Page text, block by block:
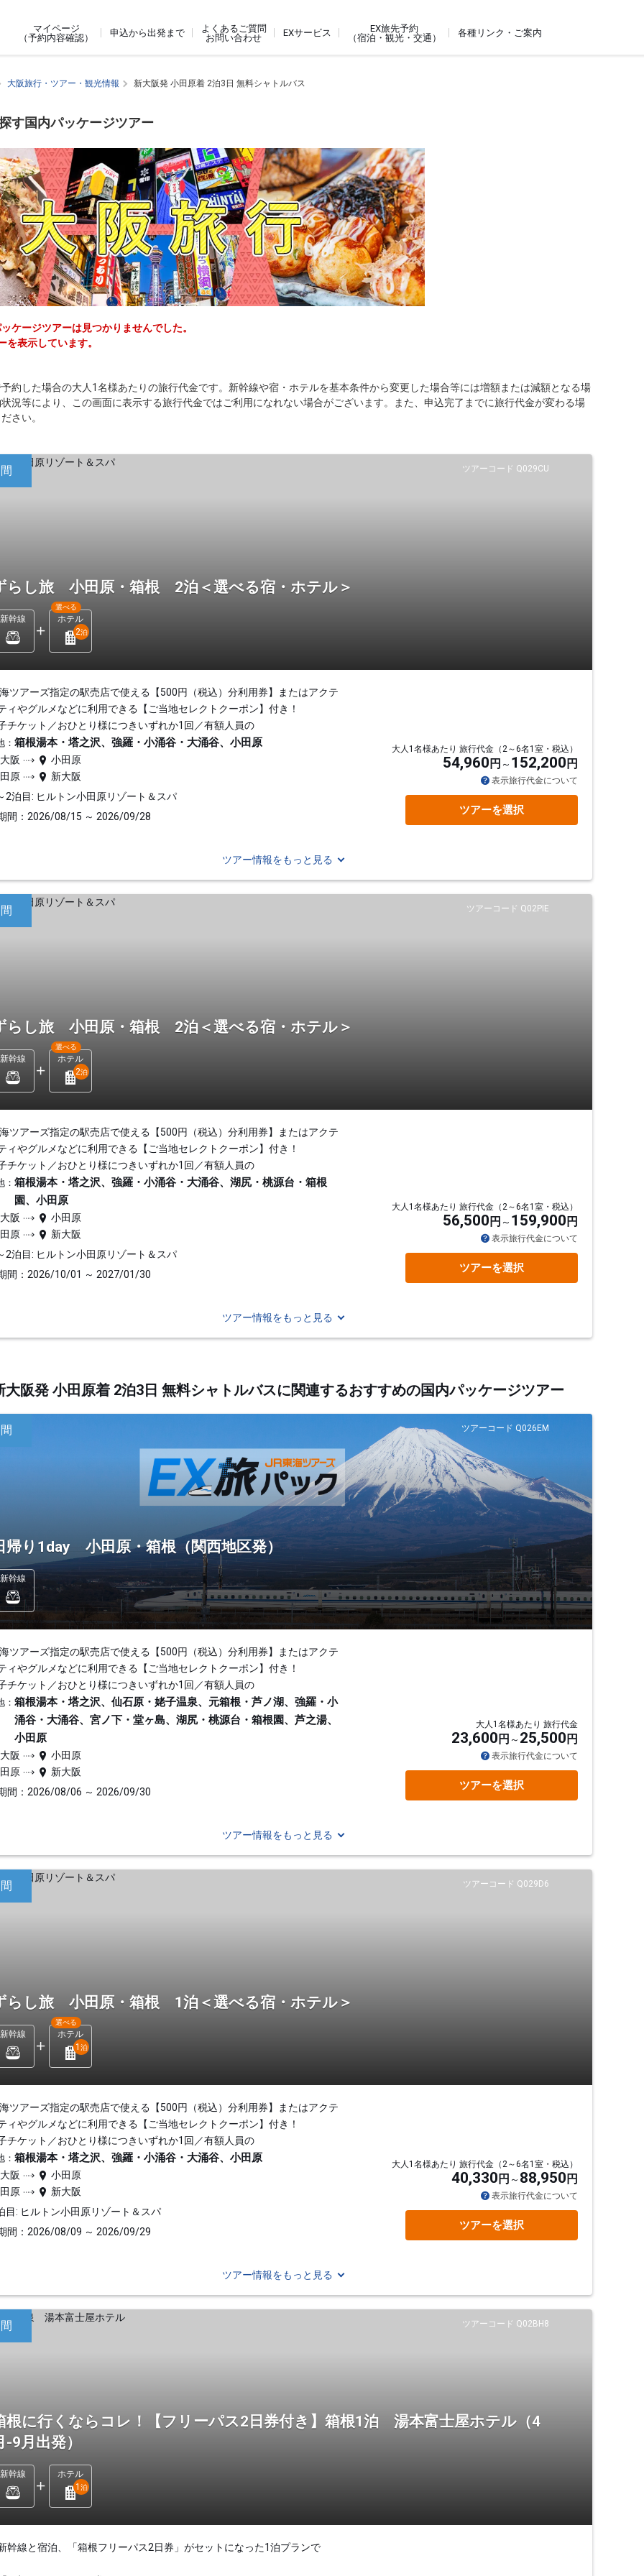
マイページ
（予約内容確認）
申込から出発まで
よくあるご質問
お問い合わせ
EXサービス
EX旅先予約
（宿泊・観光・交通）
各種リンク・ご案内
大阪旅行・ツアー・観光情報 新大阪発 小田原着 2泊3日 無料シャトルバス
す国内パッケージツアー
ケージツアーは見つかりませんでした。
表示しています。
約した場合の大人1名様あたりの旅行代金です。新幹線や宿・ホテルを基本条件から変更した場合等には増額または減額となる場
況等により、この画面に表示する旅行代金ではご利用になれない場合がございます。また、申込完了までに旅行代金が変わる場
さい。
ツアーコード Q029CU
らし旅 小田原・箱根 2泊＜選べる宿・ホテル＞
新幹線 ホテル
選べる
2泊
ツアーズ指定の駅売店で使える【500円（税込）分利用券】またはアクテ
ィやグルメなどに利用できる【ご当地セレクトクーポン】付き！
チケット／おひとり様につきいずれか1回／有額人員の
： 箱根湯本・塔之沢、強羅・小涌谷・大涌谷、小田原
阪
小田原
原
新大阪
2泊目: ヒルトン小田原リゾート＆スパ
間：2026/08/15 ～ 2026/09/28
大人1名様あたり 旅行代金（2～6名1室・税込）
54,960 円 152,200 円
表示旅行代金について
ツアーを選択
ツアー情報をもっと見る
ツアーコード Q02PIE
らし旅 小田原・箱根 2泊＜選べる宿・ホテル＞
新幹線 ホテル
選べる
2泊
ツアーズ指定の駅売店で使える【500円（税込）分利用券】またはアクテ
ィやグルメなどに利用できる【ご当地セレクトクーポン】付き！
チケット／おひとり様につきいずれか1回／有額人員の
： 箱根湯本・塔之沢、強羅・小涌谷・大涌谷、湖尻・桃源台・箱根
園、小田原
阪
小田原
原
新大阪
2泊目: ヒルトン小田原リゾート＆スパ
間：2026/10/01 ～ 2027/01/30
大人1名様あたり 旅行代金（2～6名1室・税込）
56,500 円 159,900 円
表示旅行代金について
ツアーを選択
ツアー情報をもっと見る
大阪発 小田原着 2泊3日 無料シャトルバスに関連するおすすめの国内パッケージツアー
ツアーコード Q026EM
帰り1day 小田原・箱根（関西地区発）
新幹線
ツアーズ指定の駅売店で使える【500円（税込）分利用券】またはアクテ
ィやグルメなどに利用できる【ご当地セレクトクーポン】付き！
チケット／おひとり様につきいずれか1回／有額人員の
： 箱根湯本・塔之沢、仙石原・姥子温泉、元箱根・芦ノ湖、強羅・小
涌谷・大涌谷、宮ノ下・堂ヶ島、湖尻・桃源台・箱根園、芦之湯、
小田原
阪
小田原
原
新大阪
間：2026/08/06 ～ 2026/09/30
大人1名様あたり 旅行代金
23,600 円 25,500 円
表示旅行代金について
ツアーを選択
ツアー情報をもっと見る
ツアーコード Q029D6
らし旅 小田原・箱根 1泊＜選べる宿・ホテル＞
新幹線 ホテル
選べる
1 泊
ツアーズ指定の駅売店で使える【500円（税込）分利用券】またはアクテ
ィやグルメなどに利用できる【ご当地セレクトクーポン】付き！
チケット／おひとり様につきいずれか1回／有額人員の
： 箱根湯本・塔之沢、強羅・小涌谷・大涌谷、小田原
阪
小田原
原
新大阪
目: ヒルトン小田原リゾート＆スパ
間：2026/08/09 ～ 2026/09/29
大人1名様あたり 旅行代金（2～6名1室・税込）
40,330 円 88,950 円
表示旅行代金について
ツアーを選択
ツアー情報をもっと見る
ツアーコード Q02BH8
根に行くならコレ！【フリーパス2日券付き】箱根1泊 湯本富士屋ホテル（4
-9月出発）
新幹線
ホテル
1 泊
幹線と宿泊、「箱根フリーパス2日券」がセットになった1泊プランで